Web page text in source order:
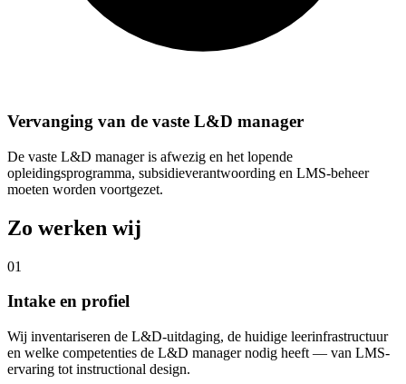
Vervanging van de vaste L&D manager
De vaste L&D manager is afwezig en het lopende
opleidingsprogramma, subsidieverantwoording en LMS-beheer
moeten worden voortgezet.
Zo werken wij
01
Intake en profiel
Wij inventariseren de L&D-uitdaging, de huidige leerinfrastructuur
en welke competenties de L&D manager nodig heeft — van LMS-
ervaring tot instructional design.